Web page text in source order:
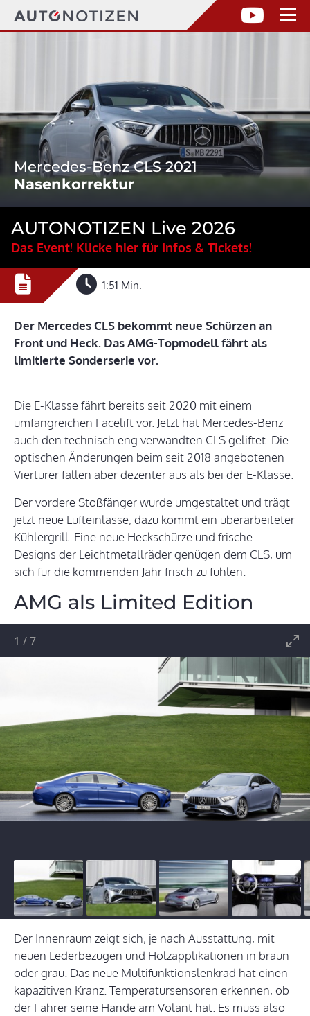
Mercedes-Benz CLS 2021
Nasenkorrektur
AUTONOTIZEN Live 2026
Das Event! Klicke hier für Infos & Tickets!
1:51 Min.
Der Mercedes CLS bekommt neue Schürzen an
Front und Heck. Das AMG-Topmodell fährt als
limitierte Sonderserie vor.
Die E-Klasse fährt bereits seit 2020 mit einem
umfangreichen Facelift vor. Jetzt hat Mercedes-Benz
auch den technisch eng verwandten CLS geliftet. Die
optischen Änderungen beim seit 2018 angebotenen
Viertürer fallen aber dezenter aus als bei der E-Klasse.
Der vordere Stoßfänger wurde umgestaltet und trägt
jetzt neue Lufteinlässe, dazu kommt ein überarbeiteter
Kühlergrill. Eine neue Heckschürze und frische
Designs der Leichtmetallräder genügen dem CLS, um
sich für die kommenden Jahr frisch zu fühlen.
AMG als Limited Edition
1 /7
Der Innenraum zeigt sich, je nach Ausstattung, mit
neuen Lederbezügen und Holzapplikationen in braun
oder grau. Das neue Multifunktionslenkrad hat einen
kapazitiven Kranz. Temperatursensoren erkennen, ob
der Fahrer seine Hände am Volant hat. Es muss also